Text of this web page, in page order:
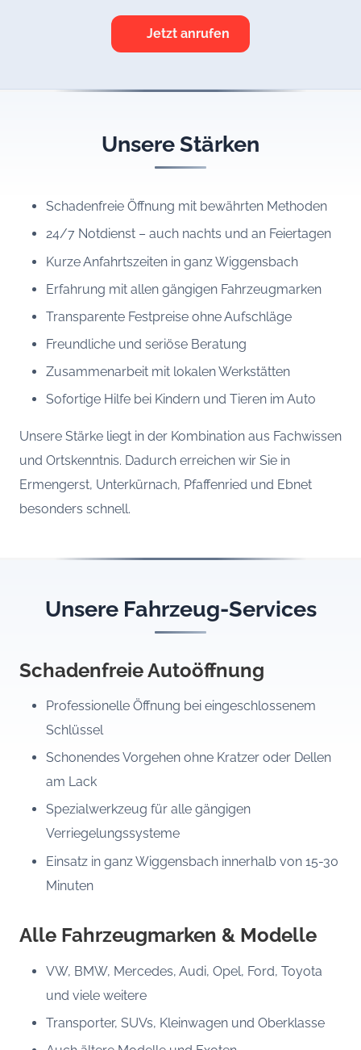
Jetzt anrufen
Unsere Stärken
Schadenfreie Öffnung mit bewährten Methoden
24/7 Notdienst – auch nachts und an Feiertagen
Kurze Anfahrtszeiten in ganz Wiggensbach
Erfahrung mit allen gängigen Fahrzeugmarken
Transparente Festpreise ohne Aufschläge
Freundliche und seriöse Beratung
Zusammenarbeit mit lokalen Werkstätten
Sofortige Hilfe bei Kindern und Tieren im Auto
Unsere Stärke liegt in der Kombination aus Fachwissen
und Ortskenntnis. Dadurch erreichen wir Sie in
Ermengerst, Unterkürnach, Pfaffenried und Ebnet
besonders schnell.
Unsere Fahrzeug-Services
Schadenfreie Autoöffnung
Professionelle Öffnung bei eingeschlossenem
Schlüssel
Schonendes Vorgehen ohne Kratzer oder Dellen
am Lack
Spezialwerkzeug für alle gängigen
Verriegelungssysteme
Einsatz in ganz Wiggensbach innerhalb von 15-30
Minuten
Alle Fahrzeugmarken & Modelle
VW, BMW, Mercedes, Audi, Opel, Ford, Toyota
und viele weitere
Transporter, SUVs, Kleinwagen und Oberklasse